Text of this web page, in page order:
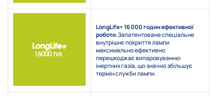
LongLife+16 000 годин ефективної
роботи.Запатентоване спеціальне
внутрішнє покриття лампи
максимально ефективно
перешкоджає випаровуванню
інертних газів, що значно збільшує
термін служби лампи.